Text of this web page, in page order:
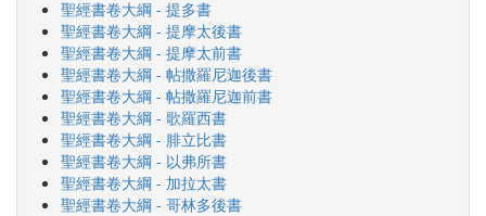
聖經書卷大綱 - 提多書
聖經書卷大綱 - 提摩太後書
聖經書卷大綱 - 提摩太前書
聖經書卷大綱 - 帖撒羅尼迦後書
聖經書卷大綱 - 帖撒羅尼迦前書
聖經書卷大綱 - 歌羅西書
聖經書卷大綱 - 腓立比書
聖經書卷大綱 - 以弗所書
聖經書卷大綱 - 加拉太書
聖經書卷大綱 - 哥林多後書